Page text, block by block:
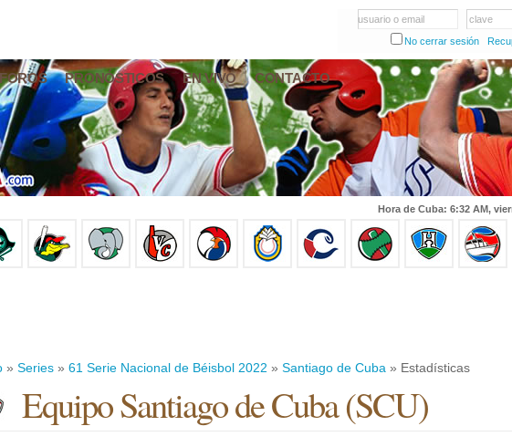
usuario o email
clave
No cerrar sesión
PRONÓSTICOS EN VIVO CONTACTO
Hora de Cuba: 6:32 AM,
» Series » 61 Serie Nacional de Béisbol 2022 » Santiago de Cuba » Estadísticas
Equipo Santiago de Cuba (SCU)